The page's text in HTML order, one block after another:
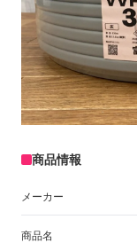
商品情報
メーカー
商品名